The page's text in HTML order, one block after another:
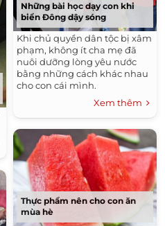
Những bài học dạy con khi
biển Đông dậy sóng
Khi chủ quyền dân tộc bị xâm
phạm, không ít cha mẹ đã
nuôi dưỡng lòng yêu nước
bằng những cách khác nhau
cho con cái mình.
Xem thêm
Thực phẩm nên cho con ăn
mùa hè